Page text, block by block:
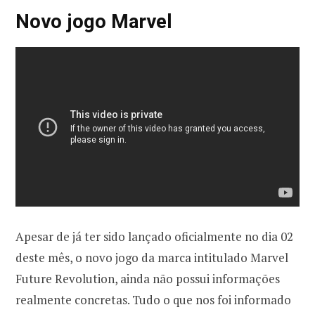
Novo jogo Marvel
Apesar de já ter sido lançado oficialmente no dia 02
deste mês, o novo jogo da marca intitulado Marvel
Future Revolution, ainda não possui informações
realmente concretas. Tudo o que nos foi informado